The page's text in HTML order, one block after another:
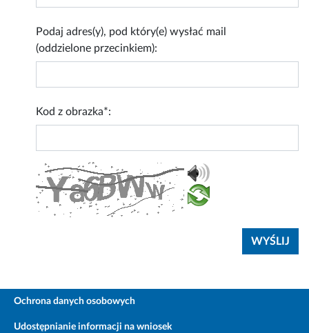
Podaj adres(y), pod który(e) wysłać mail
(oddzielone przecinkiem):
Kod z obrazka*:
Ochrona danych osobowych
Udostępnianie informacji na wniosek